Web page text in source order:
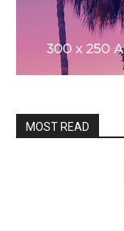
MOST READ